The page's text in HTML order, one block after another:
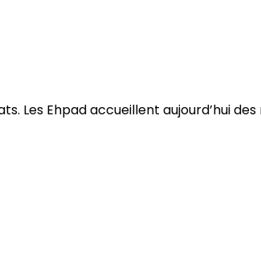
Ehpad accueillent aujourd’hui